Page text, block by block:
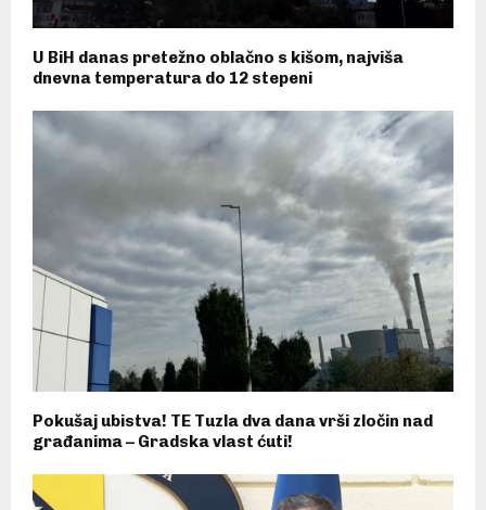
U BiH danas pretežno oblačno s kišom, najviša
dnevna temperatura do 12 stepeni
Pokušaj ubistva! TE Tuzla dva dana vrši zločin nad
građanima – Gradska vlast ćuti!